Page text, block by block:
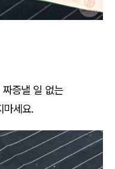
증낼 일 없는
마세요.